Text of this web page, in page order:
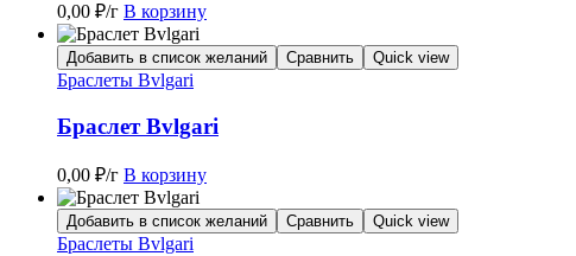
0,00 ₽/г В корзину
Добавить в список желаний Сравнить Quick view
Браслеты Bvlgari
Браслет Bvlgari
0,00 ₽/г В корзину
Добавить в список желаний Сравнить Quick view
Браслеты Bvlgari